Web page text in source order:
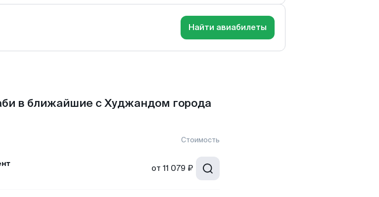
Найти авиабилеты
в ближайшие с Худжандом города
Стоимость
от 11 079 ₽